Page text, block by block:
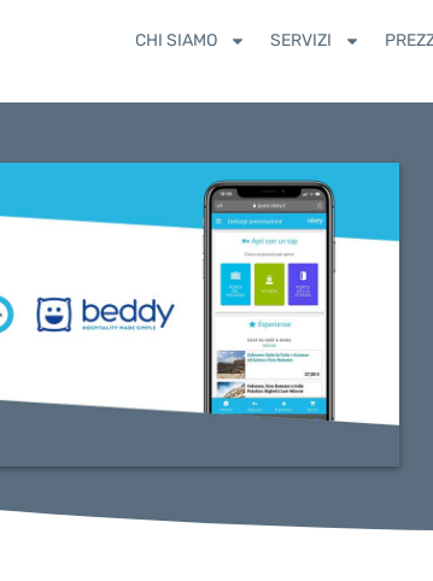
CHI SIAMO SERVIZI